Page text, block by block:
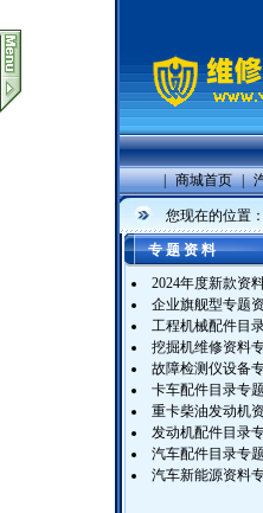
| 商城首页 |
您现在的位置：
专 题 资 料
2024年度新款资
企业旗舰型专题
工程机械配件目
挖掘机维修资料
故障检测仪设备
卡车配件目录专题
重卡柴油发动机
发动机配件目录
汽车配件目录专题
汽车新能源资料